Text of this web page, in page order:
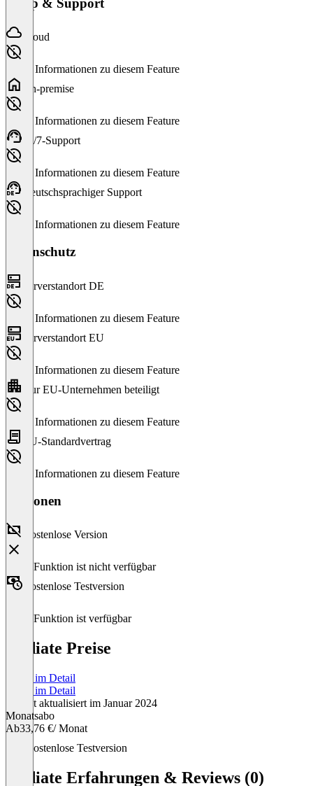
Setup & Support
Cloud
Keine Informationen zu diesem Feature
On-premise
Keine Informationen zu diesem Feature
24/7-Support
Keine Informationen zu diesem Feature
Deutschsprachiger Support
Keine Informationen zu diesem Feature
Datenschutz
Serverstandort DE
Keine Informationen zu diesem Feature
Serverstandort EU
Keine Informationen zu diesem Feature
Nur EU-Unternehmen beteiligt
Keine Informationen zu diesem Feature
EU-Standardvertrag
Keine Informationen zu diesem Feature
Versionen
Kostenlose Version
Diese Funktion ist nicht verfügbar
Kostenlose Testversion
Diese Funktion ist verfügbar
Audiate Preise
Preise im Detail
Preise im Detail
Zuletzt aktualisiert im Januar 2024
Monatsabo
Ab33,76 €/ Monat
Kostenlose Testversion
Audiate Erfahrungen & Reviews (0)